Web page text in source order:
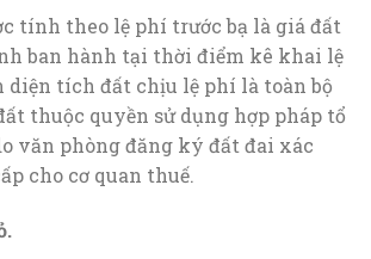
tính theo lệ phí trước bạ là giá đất
ban hành tại thời điểm kê khai lệ
diện tích đất chịu lệ phí là toàn bộ
thuộc quyền sử dụng hợp pháp tổ
văn phòng đăng ký đất đai xác
cho cơ quan thuế.